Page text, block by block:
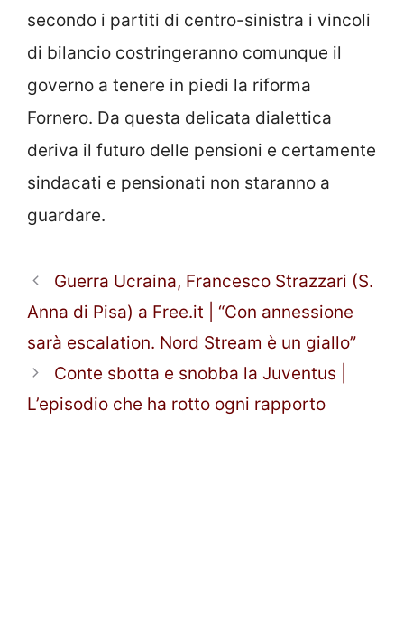
secondo i partiti di centro-sinistra i vincoli
di bilancio costringeranno comunque il
governo a tenere in piedi la riforma
Fornero. Da questa delicata dialettica
deriva il futuro delle pensioni e certamente
sindacati e pensionati non staranno a
guardare.
Guerra Ucraina, Francesco Strazzari (S.
Anna di Pisa) a Free.it | “Con annessione
sarà escalation. Nord Stream è un giallo”
Conte sbotta e snobba la Juventus |
L’episodio che ha rotto ogni rapporto